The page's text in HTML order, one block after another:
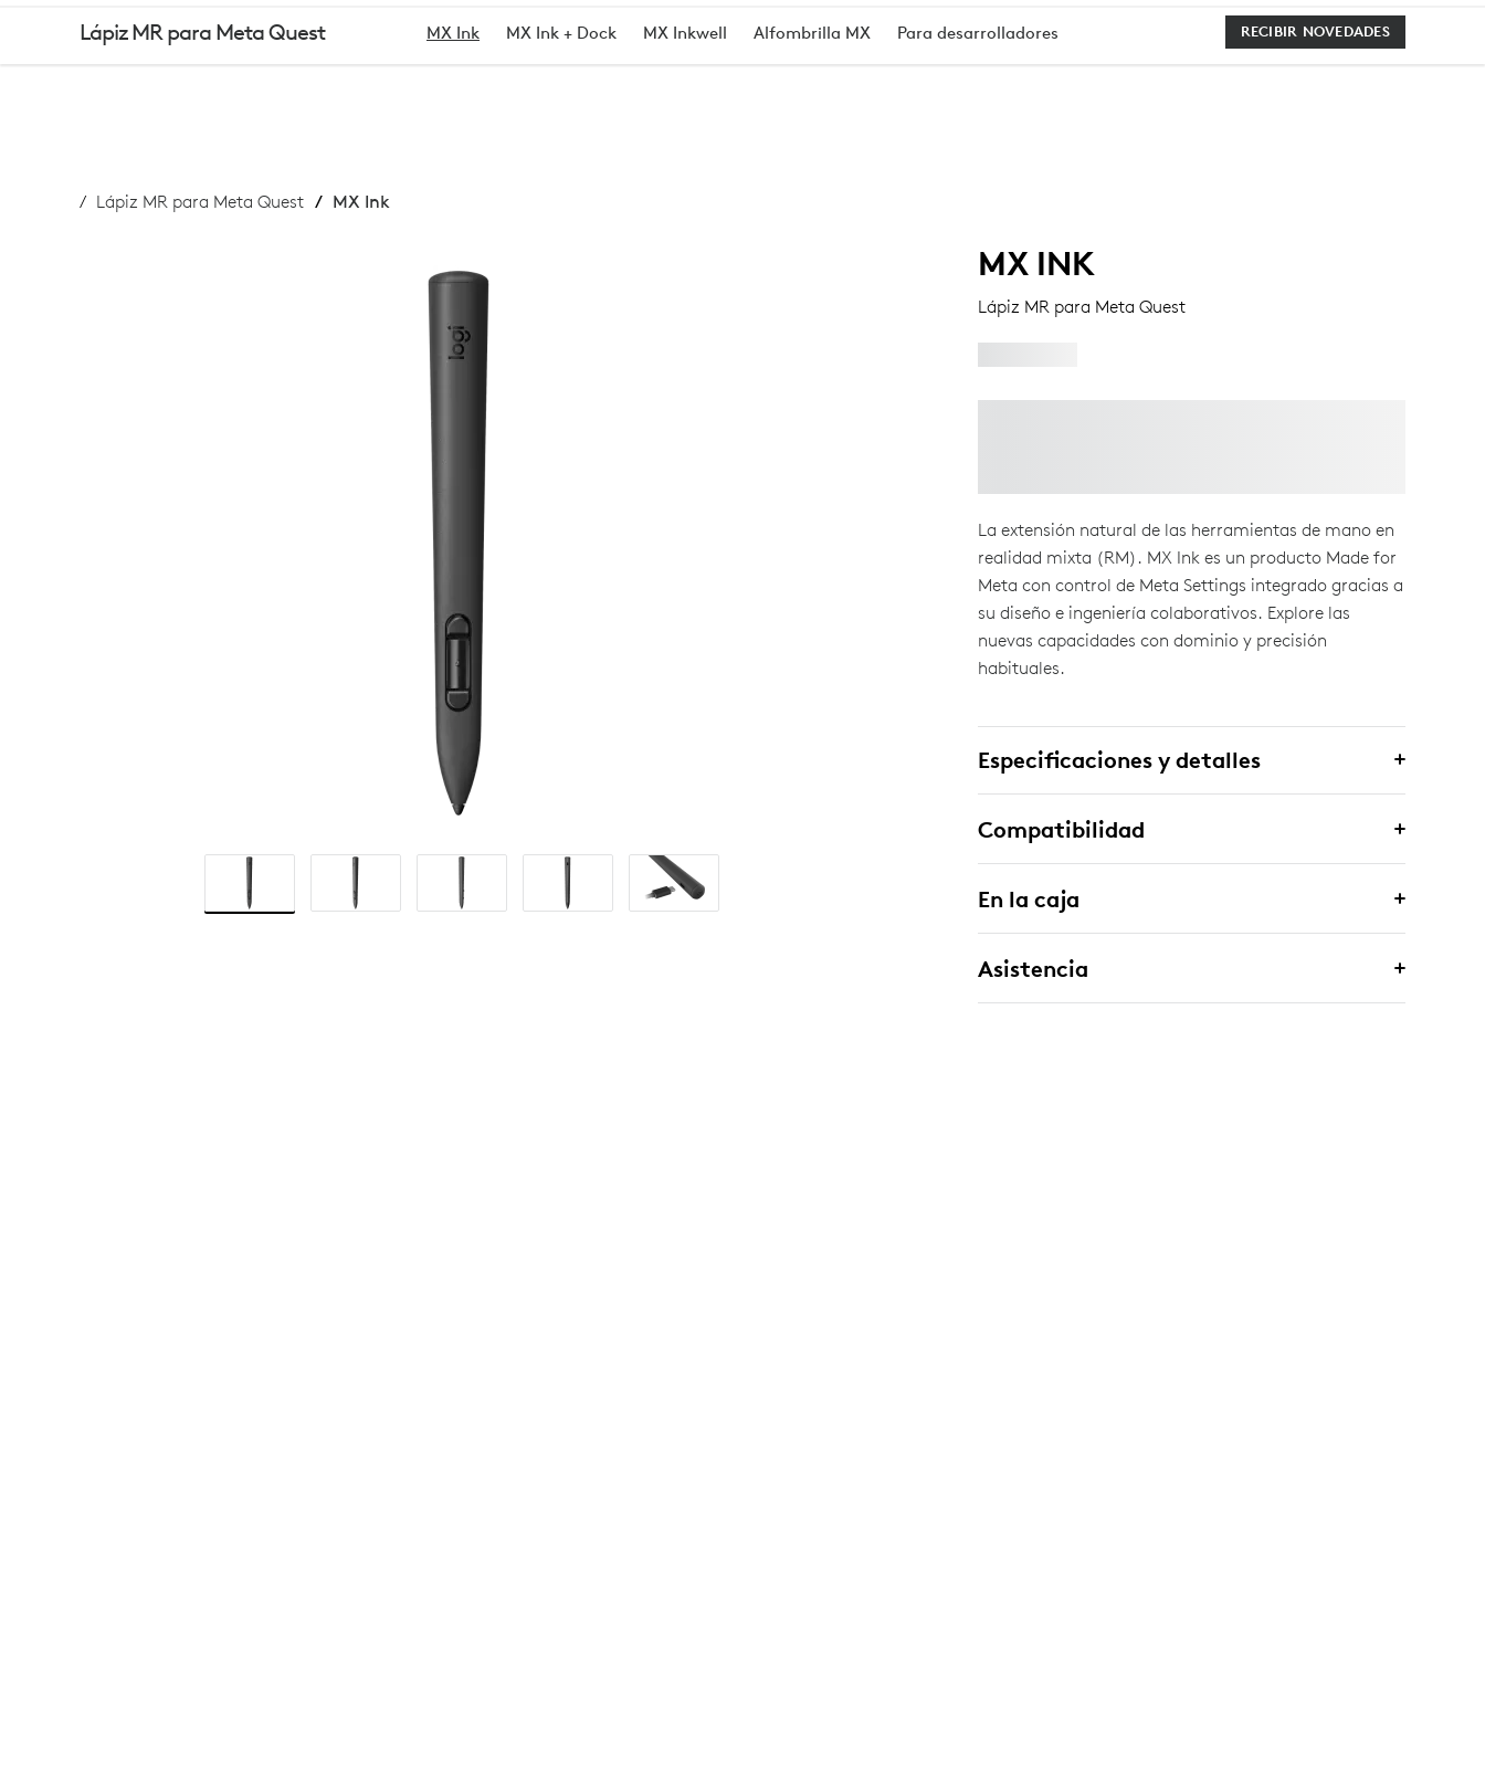
LÁPIZ
INK
Lápiz MR para Meta Quest MX Ink MX Ink + Dock MX Inkwell Alfombrilla MX Para desarrolladores RECIBIR NOVEDADES
Lápiz MR para Meta Quest MX Ink
MX INK
Lápiz MR para Meta Quest
La extensión natural de las herramientas de mano en
realidad mixta (RM). MX Ink es un producto Made for
Meta con control de Meta Settings integrado gracias a
su diseño e ingeniería colaborativos. Explore las
nuevas capacidades con dominio y precisión
habituales.
Especificaciones y detalles
Compatibilidad
En la caja
Asistencia